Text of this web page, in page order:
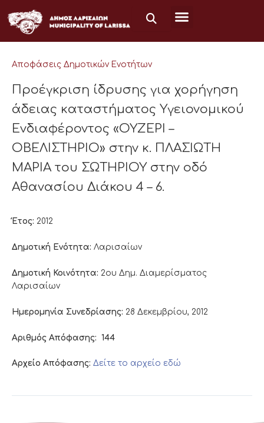
στο
περιεχόμενο
Αποφάσεις Δημοτικών Ενοτήτων
Προέγκριση ίδρυσης για χορήγηση
άδειας καταστήματος Υγειονομικού
Ενδιαφέροντος «ΟΥΖΕΡΙ –
ΟΒΕΛΙΣΤΗΡΙΟ» στην κ. ΠΛΑΣΙΩΤΗ
ΜΑΡΙΑ του ΣΩΤΗΡΙΟΥ στην οδό
Αθανασίου Διάκου 4 – 6.
Έτος: 2012
Δημοτική Ενότητα: Λαρισαίων
Δημοτική Κοινότητα: 2ου Δημ. Διαμερίσματος
Λαρισαίων
Ημερομηνία Συνεδρίασης: 28 Δεκεμβρίου, 2012
Αριθμός Απόφασης: 144
Αρχείο Απόφασης: Δείτε το αρχείο εδώ